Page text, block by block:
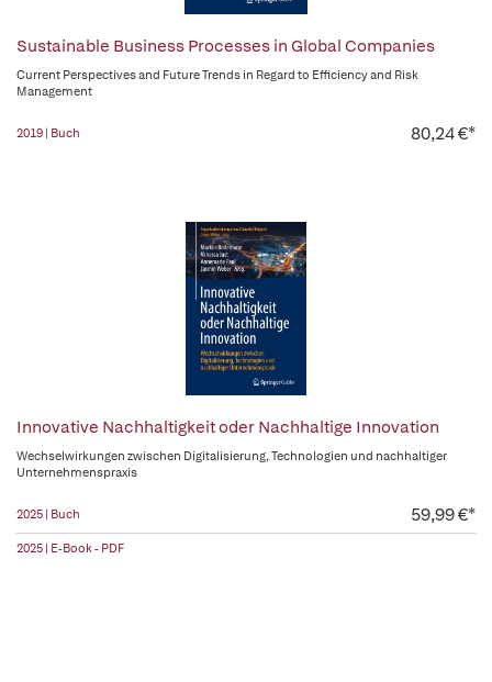
Sustainable Business Processes in Global Companies
Current Perspectives and Future Trends in Regard to Efficiency and Risk
Management
2019 | Buch 80,24 €*
Innovative Nachhaltigkeit oder Nachhaltige Innovation
Wechselwirkungen zwischen Digitalisierung, Technologien und nachhaltiger
Unternehmenspraxis
2025 | Buch 59,99 €*
2025 | E-Book - PDF